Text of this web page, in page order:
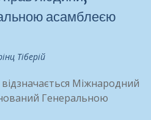
асамблеєю
Тіберій
відзначається Міжнародний
Генеральною